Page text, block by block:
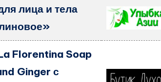
лица и тела
Florentina Soap
Ginger с